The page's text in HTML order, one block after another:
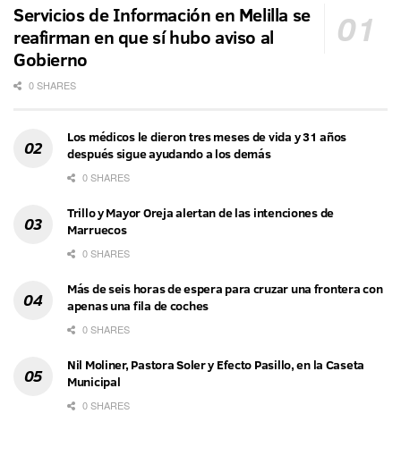
Servicios de Información en Melilla se
reafirman en que sí hubo aviso al
Gobierno
0 SHARES
Los médicos le dieron tres meses de vida y 31 años
después sigue ayudando a los demás
0 SHARES
Trillo y Mayor Oreja alertan de las intenciones de
Marruecos
0 SHARES
Más de seis horas de espera para cruzar una frontera con
apenas una fila de coches
0 SHARES
Nil Moliner, Pastora Soler y Efecto Pasillo, en la Caseta
Municipal
0 SHARES